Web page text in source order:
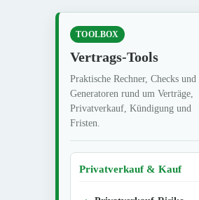
TOOLBOX
Vertrags-Tools
Praktische Rechner, Checks und
Generatoren rund um Verträge,
Privatverkauf, Kündigung und
Fristen.
Privatverkauf & Kauf